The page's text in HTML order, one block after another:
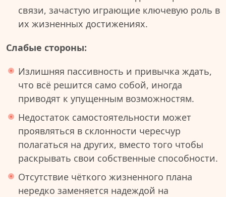
связи, зачастую играющие ключевую роль в
их жизненных достижениях.
Слабые стороны:
Излишняя пассивность и привычка ждать,
что всё решится само собой, иногда
приводят к упущенным возможностям.
Недостаток самостоятельности может
проявляться в склонности чересчур
полагаться на других, вместо того чтобы
раскрывать свои собственные способности.
Отсутствие чёткого жизненного плана
нередко заменяется надеждой на